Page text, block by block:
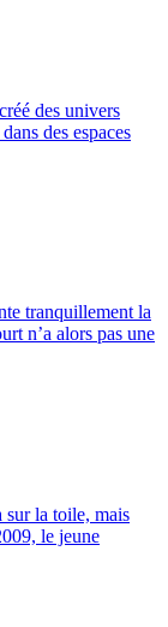
des univers
des espaces
tranquillement la
n’a alors pas une
sur la toile, mais
le jeune